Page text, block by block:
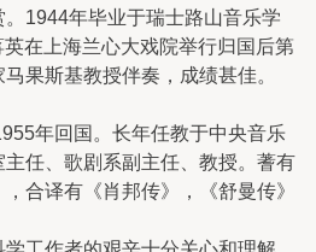
1944年毕业于瑞士路山音乐学
在上海兰心大戏院举行归国后第
果斯基教授伴奏，成绩甚佳。
年回国。长年任教于中央音乐
任、歌剧系副主任、教授。蓍有
合译有《肖邦传》，《舒曼传》